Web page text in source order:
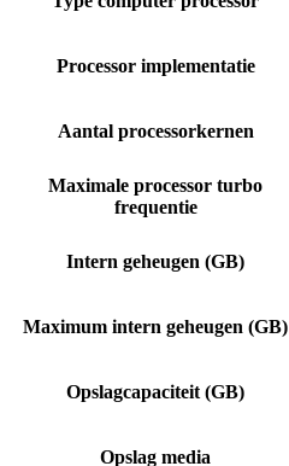
Processor implementatie
Aantal processorkernen
Maximale processor turbo
frequentie
Intern geheugen (GB)
Maximum intern geheugen (GB)
Opslagcapaciteit (GB)
Opslag media